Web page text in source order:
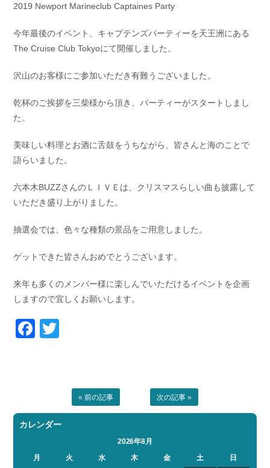
2019 Newport Marineclub Captaines Party
今年最後のイベント、キャプテンズパーティーを天王洲にある
The Cruise Club Tokyoにて開催しました。
沢山のお客様にご参加いただき有難うございました。
乾杯のご挨拶を三柴様から頂き、パーティーがスタートしまし
た。
美味しい料理とお酒に舌鼓をうちながら、皆さんと海のことで
語らいました。
六本木BUZZさんのＬＩＶＥは、クリスマスらしい曲も披露して
いただき盛り上がりました。
抽選会では、色々な種類の景品をご用意しました。
ゲットできた皆さんおめでとうございます。
来年も多くのメンバー様に楽しんでいただけるイベントを企画
しますので宜しくお願いします。
Facebook
« 前の記事 次の記事 »
カレンダー
2026年8月
月
火 水 木 金 土
日